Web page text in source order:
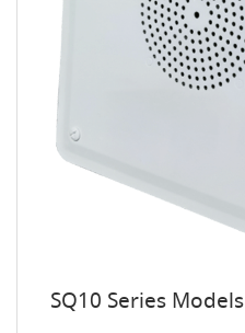
SQ10 Series Models